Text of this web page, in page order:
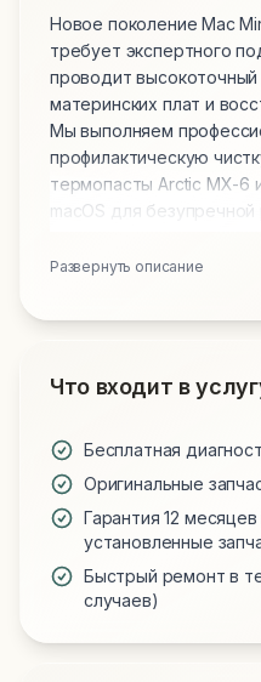
Новое поколение Mac
требует экспертного
проводит
материнских плат и
Мы выполняем
профилактическую
термопасты Arctic MX-6
macOS для
Развернуть описание
Что входит в
Бесплатная
Оригинальные
Гарантия 12
установленные
Быстрый ремонт в
случаев)